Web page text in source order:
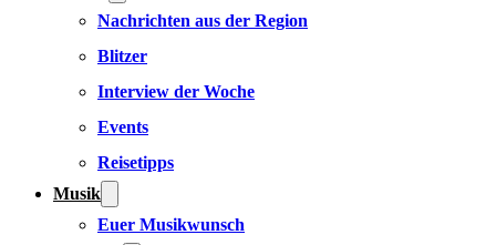
Nachrichten aus der Region
Blitzer
Interview der Woche
Events
Reisetipps
Musik
Euer Musikwunsch